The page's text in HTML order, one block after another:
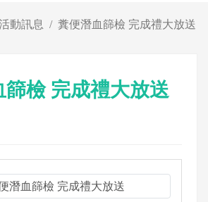
動訊息 糞便潛血篩檢 完成禮大放送
篩檢 完成禮大放送